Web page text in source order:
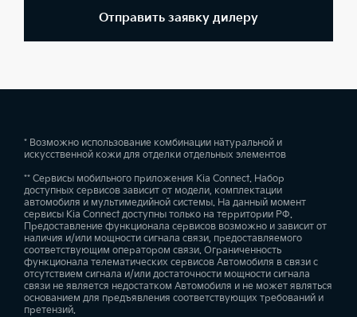
Отправить заявку дилеру
* Возможно использование комбинации натуральной и
искусственной кожи для отделки отдельных элементов
** Сервисы мобильного приложения Kia Connect. Набор
доступных сервисов зависит от модели, комплектации
автомобиля и мультимедийной системы. На данный момент
сервисы Kia Connect доступны только на территории РФ.
Предоставление функционала сервисов возможно и зависит от
наличия и/или мощности сигнала связи, предоставляемого
соответствующим оператором связи. Ограниченность
функционала телематических сервисов Автомобиля в связи с
отсутствием сигнала и/или достаточности мощности сигнала
связи не является недостатком Автомобиля и не может являться
основанием для предъявления соответствующих требований и
претензий.